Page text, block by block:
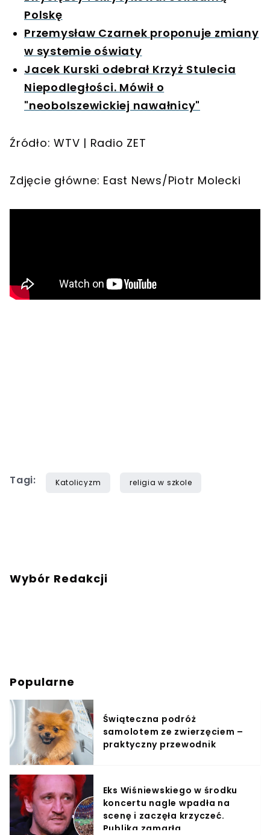
Polskę
Przemysław Czarnek proponuje zmiany
w systemie oświaty
Jacek Kurski odebrał Krzyż Stulecia
Niepodległości. Mówił o
"neobolszewickiej nawałnicy"
Źródło: WTV | Radio ZET
Zdjęcie główne: East News/Piotr Molecki
Tagi: Katolicyzm religia w szkole
Wybór Redakcji
Popularne
Świąteczna podróż
samolotem ze zwierzęciem –
praktyczny przewodnik
Eks Wiśniewskiego w środku
koncertu nagle wpadła na
scenę i zaczęła krzyczeć.
Publika zamarła